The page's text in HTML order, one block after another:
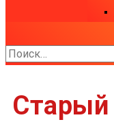
Найти:
Старый